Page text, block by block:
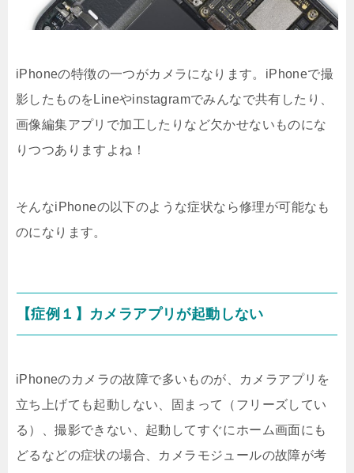
iPhoneの特徴の一つがカメラになります。iPhoneで撮
影したものをLineやinstagramでみんなで共有したり、
画像編集アプリで加工したりなど欠かせないものにな
りつつありますよね！
そんなiPhoneの以下のような症状なら修理が可能なも
のになります。
【症例１】カメラアプリが起動しない
iPhoneのカメラの故障で多いものが、カメラアプリを
立ち上げても起動しない、固まって（フリーズしてい
る）、撮影できない、起動してすぐにホーム画面にも
どるなどの症状の場合、カメラモジュールの故障が考